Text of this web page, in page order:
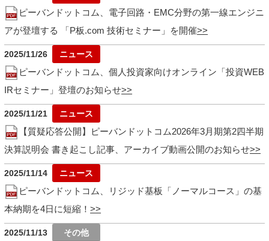
ピーバンドットコム、電子回路・EMC分野の第一線エンジニ
アが登壇する 「P板.com 技術セミナー」を開催
2025/11/26
ピーバンドットコム、個人投資家向けオンライン「投資WEB
IRセミナー」登壇のお知らせ
2025/11/21
【質疑応答公開】ピーバンドットコム2026年3月期第2四半期
決算説明会 書き起こし記事、アーカイブ動画公開のお知らせ
2025/11/14
ピーバンドットコム、リジッド基板「ノーマルコース」の基
本納期を4日に短縮！
2025/11/13